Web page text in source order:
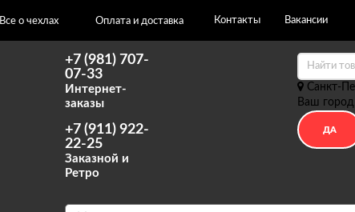
Все о чехлах Оплата и доставка Контакты Вакансии
+7 (981) 707-
07-33
Интернет-
заказы
+7 (911) 922-
22-25
Заказной и
Ретро
Санкт-
Ваш город